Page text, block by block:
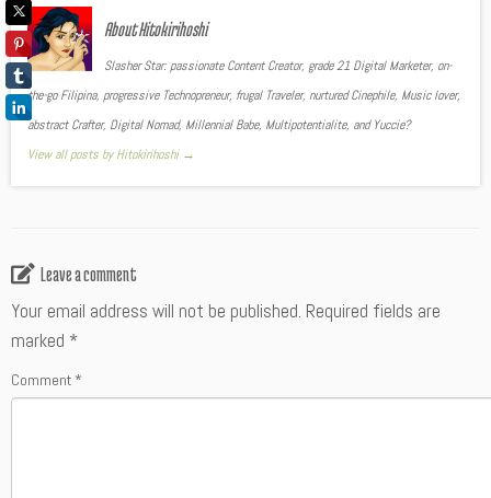
About Hitokirihoshi
Slasher Star: passionate Content Creator, grade 21 Digital Marketer, on-
the-go Filipina, progressive Technopreneur, frugal Traveler, nurtured Cinephile, Music lover,
abstract Crafter, Digital Nomad, Millennial Babe, Multipotentialite, and Yuccie?
View all posts by Hitokirihoshi →
Leave a comment
Your email address will not be published. Required fields are
marked *
Comment *